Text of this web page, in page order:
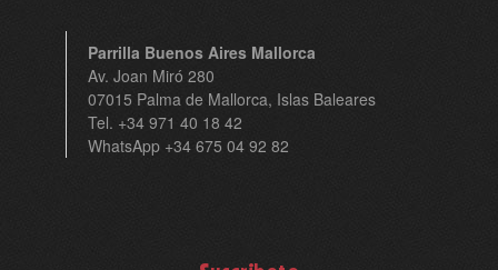
Parrilla Buenos Aires Mallorca
Av. Joan Miró 280
07015 Palma de Mallorca, Islas Baleares
Tel. +34 971 40 18 42
WhatsApp +34 675 04 92 82